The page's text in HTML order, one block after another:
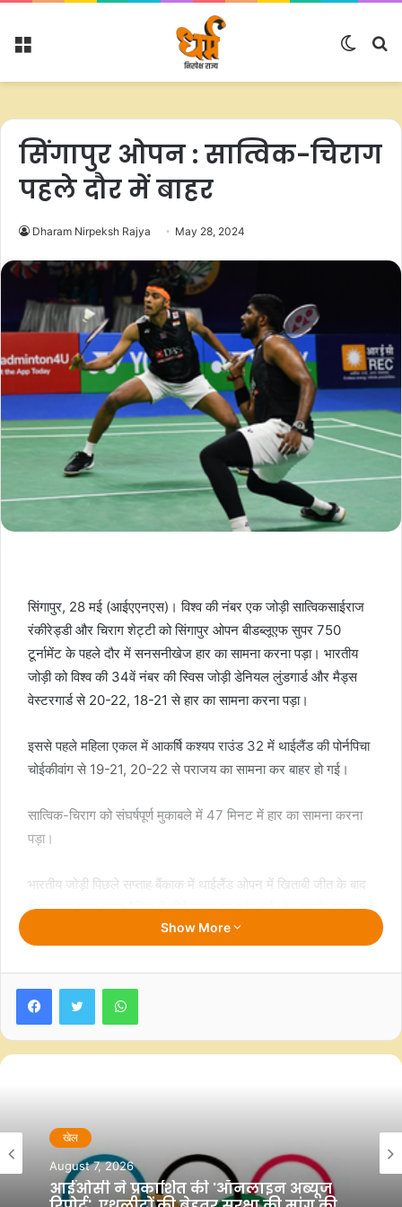
Menu
Switch
सिंगापुर ओपन : सात्विक-चिराग
पहले दौर में बाहर
Dharam Nirpeksh Rajya May 28, 2024
सिंगापुर, 28 मई (आईएएनएस)। विश्व की नंबर एक जोड़ी सात्विकसाईराज
रंकीरेड्डी और चिराग शेट्टी को सिंगापुर ओपन बीडब्लूएफ सुपर 750
टूर्नामेंट के पहले दौर में सनसनीखेज हार का सामना करना पड़ा। भारतीय
जोड़ी को विश्व की 34वें नंबर की स्विस जोड़ी डेनियल लुंडगार्ड और मैड्स
वेस्टरगार्ड से 20-22, 18-21 से हार का सामना करना पड़ा।
इससे पहले महिला एकल में आकर्षि कश्यप राउंड 32 में थाईलैंड की पोर्नपिचा
चोईकीवांग से 19-21, 20-22 से पराजय का सामना कर बाहर हो गई।
सात्विक-चिराग को संघर्षपूर्ण मुकाबले में 47 मिनट में हार का सामना करना
पड़ा।
भारतीय जोड़ी पिछले सप्ताह बैंकाक में थाईलैंड ओपन में खिताबी जीत के बाद
बीडब्लूएफ पुरुष युगल रैंकिंग में शीर्ष स्थान पर पहुंच गई थी। उनके पास पहले
गेम में गेम अंक था लेकिन वे उसे भुना नहीं पाए और गेम हार गए।
सात्विक और चिराग ने पहले गेम में ही विपक्षी जोड़ी को बढ़त दे दी। वे 0-2,
2-5, 4-9 और 6-12 से पिछड़ गए। भारतीय जोड़ी ने वापसी की और
स्कोर को 10-12 तक ले आये। भारतीय जोड़ी ने संघर्ष करते हुए स्कोर 17-
17 से बराबर कर दिया। उनके पास 20-18 के स्कोर पर गेम अंक था
भारतीय जोड़ी ने दूसरे गेम में शुरूआती बढ़त बनायी लेकिन स्विस जोड़ी ने
वापसी करते हुए बराबरी कर ली। सात्विक और चिराग ने 12-10 और 15-
13 की बढ़त बनायी लेकिन स्विस जोड़ी ने वापसी करते हुए स्कोर 16-17 कर
Show More
FacebookTwitter WhatsApp
खेल
August 7, 2026
आईओसी ने प्रकाशित की 'ऑनलाइन अब्यूज